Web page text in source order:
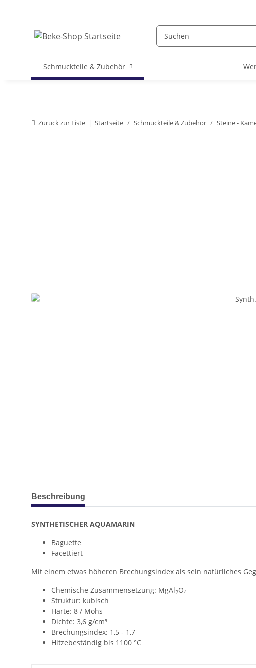
Schmuckteile & Zubehör
Zurück zur Liste Startseite Schmuckteile & Zubehör Steine -
weitere Registerkarten anzeigen
Beschreibung
SYNTHETISCHER AQUAMARIN
Baguette
Facettiert
Mit einem etwas höheren Brechungsindex als sein natürliches
Chemische Zusammensetzung: MgAl2O4
Struktur: kubisch
Härte: 8 / Mohs
Dichte: 3,6 g/cm³
Brechungsindex: 1,5 - 1,7
Hitzebeständig bis 1100 °C